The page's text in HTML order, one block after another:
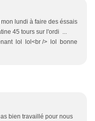
lundi à faire des éssais
45 tours sur l'ordi ...
lol lol<br /> lol bonne
bien travaillé pour nous